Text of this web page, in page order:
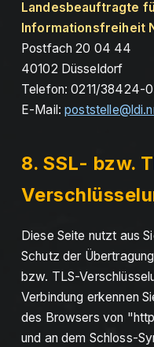
Landesbeauftragte
Informationsfreiheit
Postfach 20 04 44
40102 Düsseldorf
Telefon: 0211/38424-0
E-Mail:
8. SSL- bzw.
Diese Seite nutzt aus
Schutz der
bzw. TLS-
Verbindung erkennen
des Browsers von
und an dem Schloss-